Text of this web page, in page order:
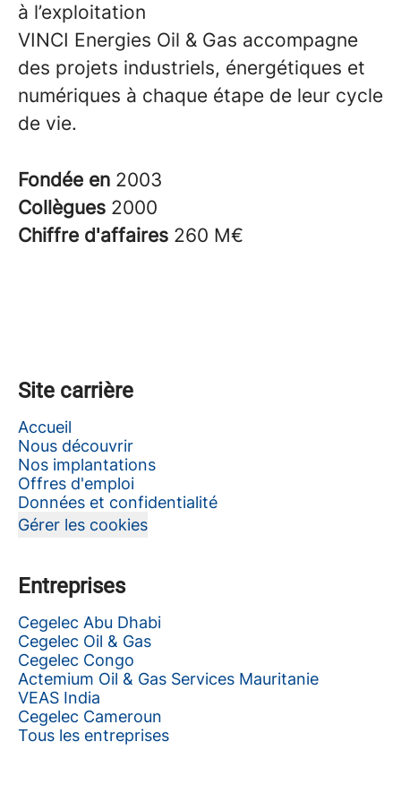
à l’exploitation
VINCI Energies Oil & Gas accompagne
des projets industriels, énergétiques et
numériques à chaque étape de leur cycle
de vie.
Fondée en 2003
Collègues 2000
Chiffre d'affaires 260 M€
Site carrière
Accueil
Nous découvrir
Nos implantations
Offres d'emploi
Données et confidentialité
Gérer les cookies
Entreprises
Cegelec Abu Dhabi
Cegelec Oil & Gas
Cegelec Congo
Actemium Oil & Gas Services Mauritanie
VEAS India
Cegelec Cameroun
Tous les entreprises